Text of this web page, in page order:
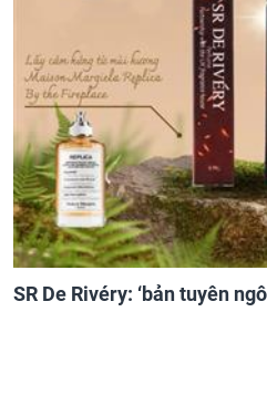
SR De Rivéry: ‘bản tuyên